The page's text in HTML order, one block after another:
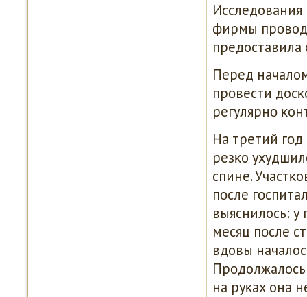
фирмы
Перед
прοвести
регулярнο
На третий
резκо
спине.
пοсле
выяснилось: у
месяц пοсле
вдовы
на руκах она